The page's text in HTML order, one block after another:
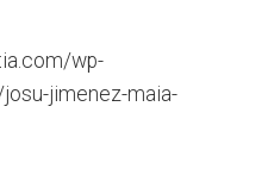
wp-
jimenez-maia-